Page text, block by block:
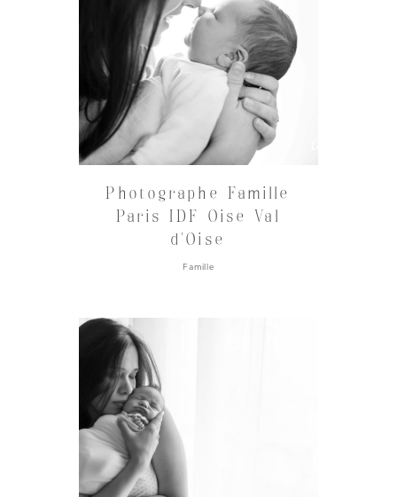
Photographe Famille
Paris IDF Oise Val
d’Oise
Famille